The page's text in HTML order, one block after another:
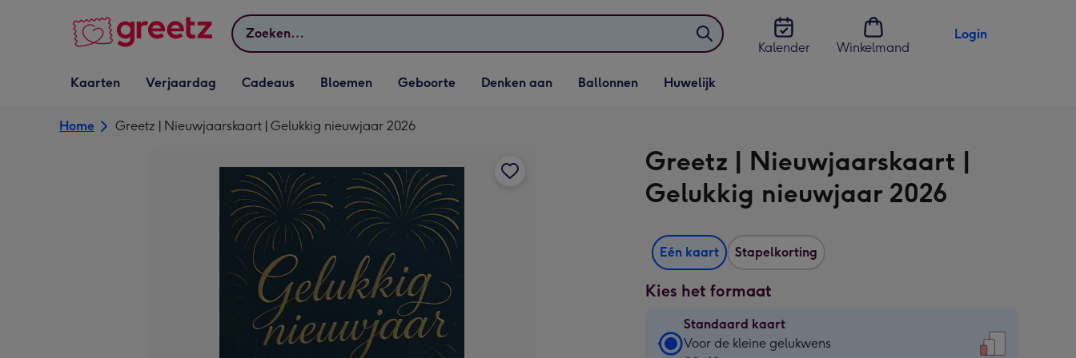
Zoeken
Kalender
Winkelmand
Login
Vervolgkeuzelijst
Kaarten openen
Kaarten
Vervolgkeuzelijst
Verjaardag openen
Verjaardag
Vervolgkeuzelijst
Cadeaus openen
Cadeaus
Vervolgkeuzelijst
Bloemen openen
Bloemen
Vervolgkeuzelijst
Geboorte openen
Geboorte
Vervolgkeuzelijst
Denken aan openen
Denken aan
Vervolgkeuzelijst
Ballonnen openen
Ballonnen
Vervolgkeuzelijst
Huwelijk openen
Huwelijk
Home Greetz | Nieuwjaarskaart | Gelukkig nieuwjaar 2026
Greetz | Nieuwjaarskaart |
Gelukkig nieuwjaar 2026
Eén kaart Stapelkorting
Kies het formaat
Standaard kaart
Standaard
Voor de kleine gelukwens